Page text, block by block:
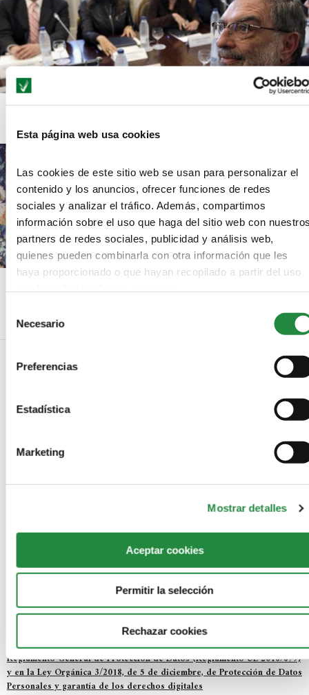
Esta página web usa cookies
Las cookies de este sitio web se usan para personalizar el
contenido y los anuncios, ofrecer funciones de redes
sociales y analizar el tráfico. Además, compartimos
información sobre el uso que haga del sitio web con
partners de redes sociales, publicidad y análisis web,
quienes pueden combinarla con otra información que les
haya proporcionado o que hayan recopilado a partir del uso
Necesario
Preferencias
Estadística
Marketing
Mostrar detalles
Aceptar cookies
Permitir la selección
Rechazar cookies
«Loreak», seleccionada para los Oscar
Save my name, email, and website in this browser for the next
Información básica acerca de cómo protegemos tus datos conforme al
Reglamento General de Protección de Datos (Reglamento UE 2016/679)
y en la Ley Orgánica 3/2018, de 5 de diciembre, de Protección de Datos
Personales y garantía de los derechos digitales